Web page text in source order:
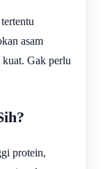
asam
Gak perlu
protein,